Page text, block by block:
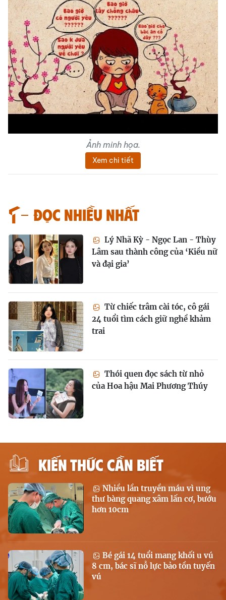
Ảnh minh họa.
Xem chi tiết
Đọc nhiều nhất
Lý Nhã Kỳ - Ngọc Lan - Thùy
Lâm sau thành công của ‘Kiều nữ
và đại gia’
Từ chiếc trâm cài tóc, cô gái
24 tuổi tìm cách giữ nghề khảm
trai
Thói quen đọc sách từ nhỏ
của Hoa hậu Mai Phương Thúy
KIẾN THỨC CẦN BIẾT
Nhiều lần truyền máu vì ung
thư bàng quang xâm lấn cơ, bướu
hơn 10cm
Bé gái 14 tuổi mang khối u vú
8 cm, bác sĩ nỗ lực bảo tồn tuyến
vú